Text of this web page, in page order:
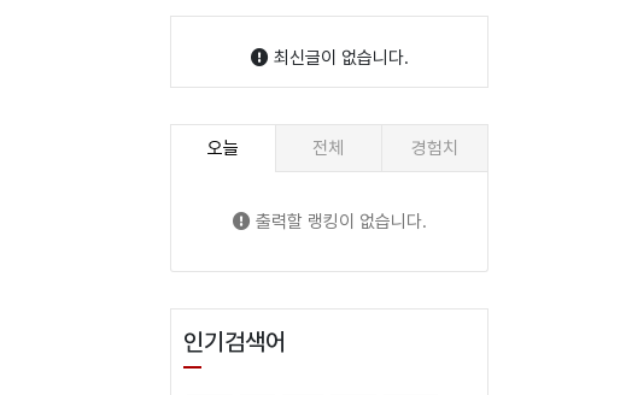
최신글이 없습니다.
오늘 전체 경험치
출력할 랭킹이 없습니다.
인기검색어